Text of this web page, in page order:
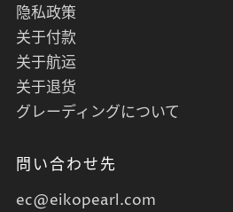
隐私政策
关于付款
关于航运
关于退货
グレーディングについて
問い合わせ先
ec@eikopearl.com